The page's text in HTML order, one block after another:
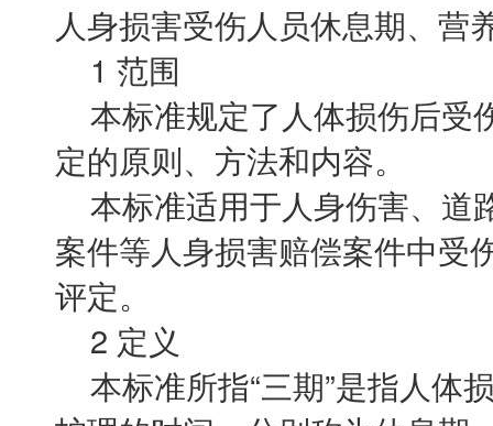
人身损害受伤人员休息期、营
1 范围
本标准规定了人体损伤后受
定的原则、方法和内容。
本标准适用于人身伤害、道
案件等人身损害赔偿案件中受
评定。
2 定义
本标准所指“三期”是指人体